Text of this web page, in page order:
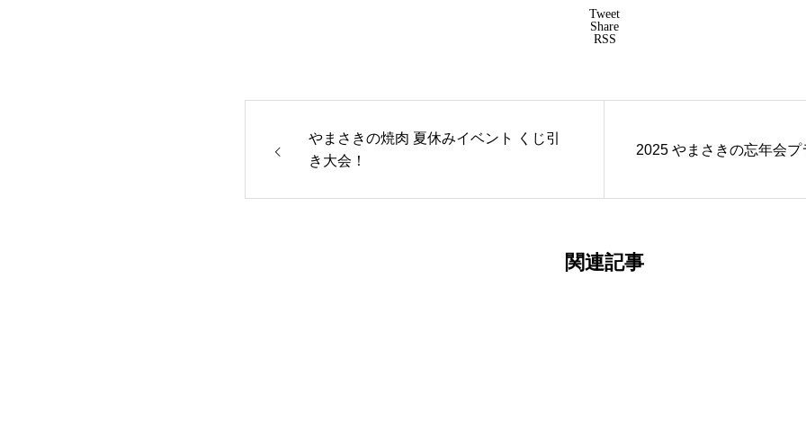
Tweet
Share
RSS
やまさきの焼肉 夏休みイベント くじ引
き大会！
2025 やまさきの忘年会プ
関連記事